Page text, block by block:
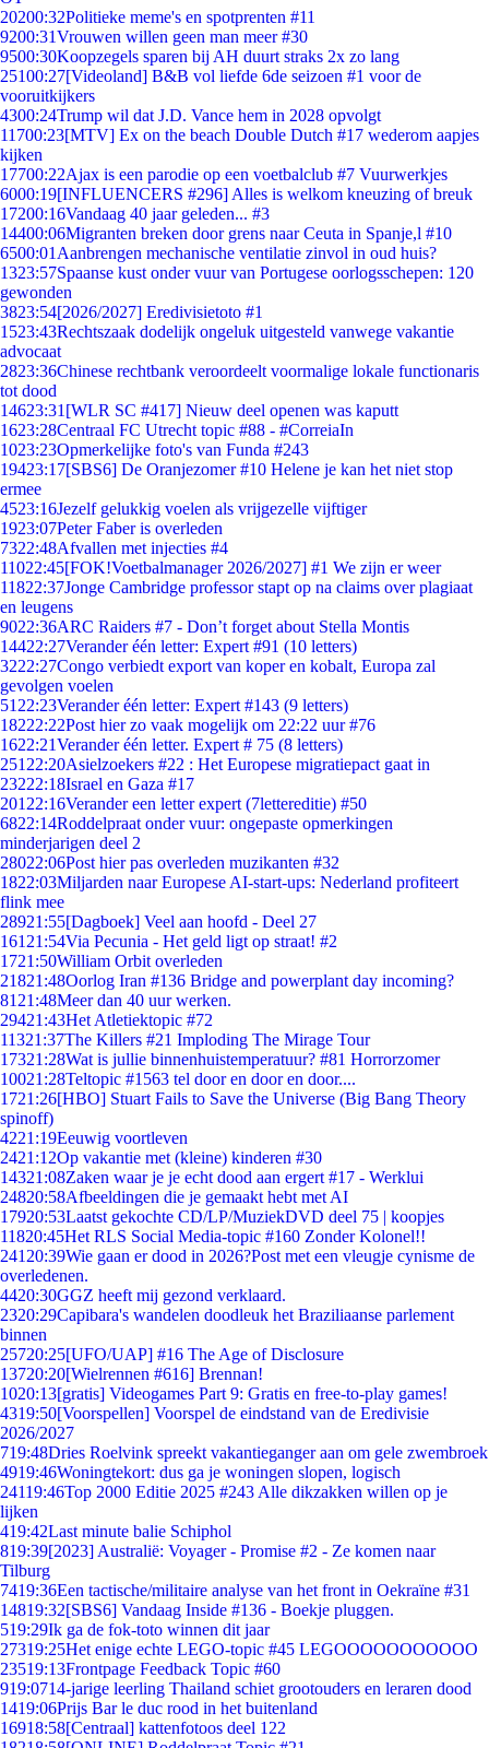
20200:32Politieke meme's en spotprenten #11
9200:31Vrouwen willen geen man meer #30
9500:30Koopzegels sparen bij AH duurt straks 2x zo lang
25100:27[Videoland] B&B vol liefde 6de seizoen #1 voor de
vooruitkijkers
4300:24Trump wil dat J.D. Vance hem in 2028 opvolgt
11700:23[MTV] Ex on the beach Double Dutch #17 wederom aapjes
kijken
17700:22Ajax is een parodie op een voetbalclub #7 Vuurwerkjes
6000:19[INFLUENCERS #296] Alles is welkom kneuzing of breuk
17200:16Vandaag 40 jaar geleden... #3
14400:06Migranten breken door grens naar Ceuta in Spanje,l #10
6500:01 Aanbrengen mechanische ventilatie zinvol in oud huis?
1323:57Spaanse kust onder vuur van Portugese oorlogsschepen: 120
gewonden
3823:54[2026/2027] Eredivisietoto #1
1523:43Rechtszaak dodelijk ongeluk uitgesteld vanwege vakantie
advocaat
2823:36Chinese rechtbank veroordeelt voormalige lokale functionaris
tot dood
14623:31 [WLR SC #417] Nieuw deel openen was kaputt
1623:28Centraal FC Utrecht topic #88 - #CorreiaIn
1023:23Opmerkelijke foto's van Funda #243
19423:17[SBS6] De Oranjezomer #10 Helene je kan het niet stop
ermee
4523:16Jezelf gelukkig voelen als vrijgezelle vijftiger
1923:07Peter Faber is overleden
7322:48Afvallen met injecties #4
11022:45[FOK!Voetbalmanager 2026/2027] #1 We zijn er weer
11822:37Jonge Cambridge professor stapt op na claims over plagiaat
en leugens
9022:36ARC Raiders #7 - Don’t forget about Stella Montis
14422:27Verander één letter: Expert #91 (10 letters)
3222:27Congo verbiedt export van koper en kobalt, Europa zal
gevolgen voelen
51 22:23Verander één letter: Expert #143 (9 letters)
18222:22Post hier zo vaak mogelijk om 22:22 uur #76
1622:21Verander één letter. Expert # 75 (8 letters)
251 22:20Asielzoekers #22 : Het Europese migratiepact gaat in
23222:18Israel en Gaza #17
201 22:16Verander een letter expert (7lettereditie) #50
6822:14Roddelpraat onder vuur: ongepaste opmerkingen
minderjarigen deel 2
28022:06Post hier pas overleden muzikanten #32
1822:03Miljarden naar Europese AI-start-ups: Nederland profiteert
flink mee
28921:55[Dagboek] Veel aan hoofd - Deel 27
161 21:54Via Pecunia - Het geld ligt op straat! #2
1721:50William Orbit overleden
21821:48Oorlog Iran #136 Bridge and powerplant day incoming?
81 21:48Meer dan 40 uur werken.
29421:43Het Atletiektopic #72
11321:37The Killers #21 Imploding The Mirage Tour
17321:28Wat is jullie binnenhuistemperatuur? #81 Horrorzomer
10021:28Teltopic #1563 tel door en door en door....
1721:26[HBO] Stuart Fails to Save the Universe (Big Bang Theory
spinoff)
4221:19Eeuwig voortleven
2421:12Op vakantie met (kleine) kinderen #30
14321:08Zaken waar je je echt dood aan ergert #17 - Werklui
24820:58Afbeeldingen die je gemaakt hebt met AI
17920:53Laatst gekochte CD/LP/MuziekDVD deel 75 | koopjes
11820:45Het RLS Social Media-topic #160 Zonder Kolonel!!
241 20:39Wie gaan er dood in 2026?Post met een vleugje cynisme de
overledenen.
4420:30GGZ heeft mij gezond verklaard.
2320:29Capibara's wandelen doodleuk het Braziliaanse parlement
binnen
25720:25[UFO/UAP] #16 The Age of Disclosure
13720:20[Wielrennen #616] Brennan!
1020:13[gratis] Videogames Part 9: Gratis en free-to-play games!
4319:50[Voorspellen] Voorspel de eindstand van de Eredivisie
2026/2027
719:48Dries Roelvink spreekt vakantieganger aan om gele zwembroek
4919:46Woningtekort: dus ga je woningen slopen, logisch
24119:46Top 2000 Editie 2025 #243 Alle dikzakken willen op je
lijken
419:42Last minute balie Schiphol
819:39[2023] Australië: Voyager - Promise #2 - Ze komen naar
Tilburg
7419:36Een tactische/militaire analyse van het front in Oekraïne #31
14819:32[SBS6] Vandaag Inside #136 - Boekje pluggen.
519:29Ik ga de fok-toto winnen dit jaar
27319:25Het enige echte LEGO-topic #45 LEGOOOOOOOOOOO
23519:13Frontpage Feedback Topic #60
919:0714-jarige leerling Thailand schiet grootouders en leraren dood
1419:06Prijs Bar le duc rood in het buitenland
16918:58[Centraal] kattenfotoos deel 122